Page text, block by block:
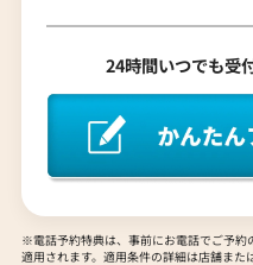
24時間いつでも受
※電話予約特典は、事前にお電話でご予約
適用されます。適用条件の詳細は店舗また